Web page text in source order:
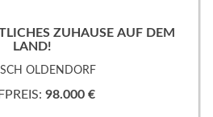
ZUHAUSE AUF DEM
LAND!
OLDENDORF
98.000 €